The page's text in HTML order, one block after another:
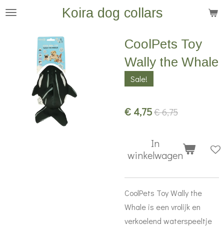
Ga
hoofdinhoud
Koira dog collars
CoolPets Toy
Wally the Whale
Sale!
€ 4,75€ 6,75
In
winkelwagen
CoolPets Toy Wally the
Whale is een vrolijk en
verkoelend waterspeeltje